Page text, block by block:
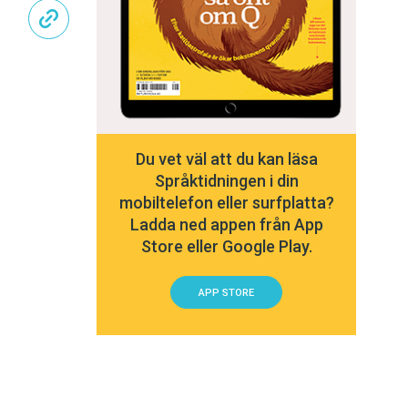
Du vet väl att du kan läsa
Språktidningen i din
mobiltelefon eller surfplatta?
Ladda ned appen från App
Store eller Google Play.
APP STORE